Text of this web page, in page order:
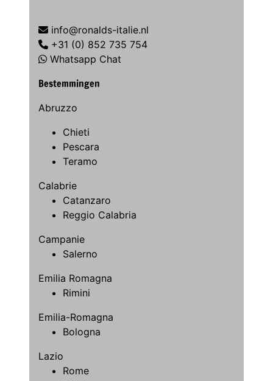
info@ronalds-italie.nl
+31 (0) 852 735 754
Whatsapp Chat
Bestemmingen
Abruzzo
Chieti
Pescara
Teramo
Calabrie
Catanzaro
Reggio Calabria
Campanie
Salerno
Emilia Romagna
Rimini
Emilia-Romagna
Bologna
Lazio
Rome